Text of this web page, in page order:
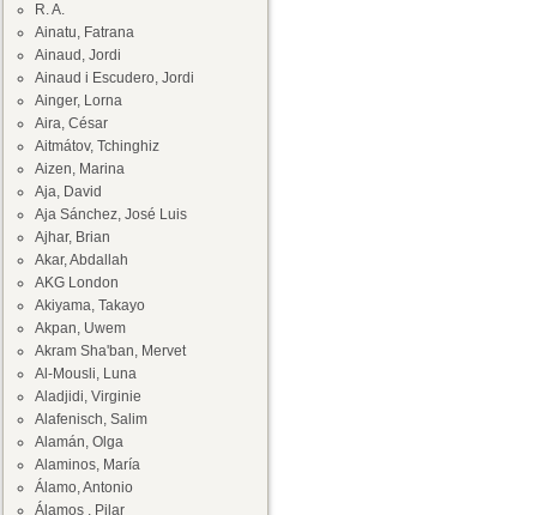
R. A.
Ainatu, Fatrana
Ainaud, Jordi
Ainaud i Escudero, Jordi
Ainger, Lorna
Aira, César
Aitmátov, Tchinghiz
Aizen, Marina
Aja, David
Aja Sánchez, José Luis
Ajhar, Brian
Akar, Abdallah
AKG London
Akiyama, Takayo
Akpan, Uwem
Akram Sha'ban, Mervet
Al-Mousli, Luna
Aladjidi, Virginie
Alafenisch, Salim
Alamán, Olga
Alaminos, María
Álamo, Antonio
Álamos , Pilar